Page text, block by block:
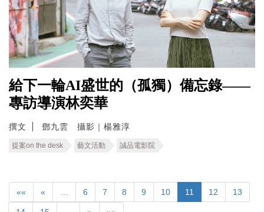
給下一輪AI盛世的（孤獨）備忘錄——
專訪導演林奕華
撰文 鄧九雲 攝影｜楊雅淳
提案on the desk 藝文活動 誠品電影院
«« « 6 7 8 9 10 11 12 13